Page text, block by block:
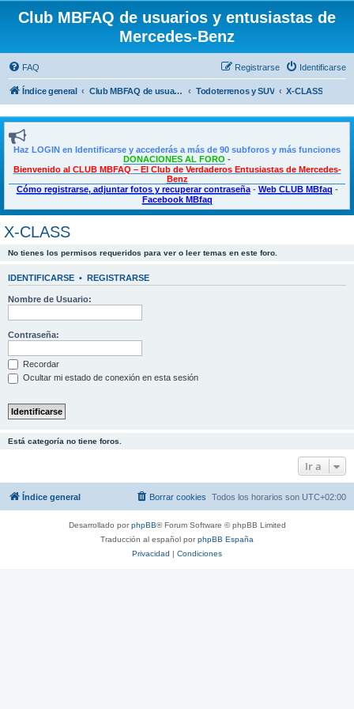
Club MBFAQ de usuarios y entusiastas de
Mercedes-Benz
FAQ Identificarse
Registrarse
Índice general Club MBFAQ de usuarios y entusiastas de Mercedes Benz Todoterrenos y SUV X-CLASS
Haz LOGIN en Identificarse y accederás a más de 90 subforos y más funciones
DONACIONES AL FORO -
Bienvenido al CLUB MBFAQ – El Club de Verdaderos Entusiastas de Mercedes-
Benz
Cómo registrarse, adjuntar fotos y recuperar contraseña- Web CLUB MBfaq -
Facebook MBfaq
X-CLASS
No tienes los permisos requeridos para ver o leer temas en este foro.
IDENTIFICARSE • REGISTRARSE
Nombre de Usuario:
Contraseña:
Recordar
Ocultar mi estado de conexión en esta sesión
Está categoría no tiene foros.
Ir a
Índice general Todos los horarios son UTC+02:00
Borrar cookies
Desarrollado porphpBB® Forum Software © phpBB Limited
Traducción al español porphpBB España
Privacidad | Condiciones